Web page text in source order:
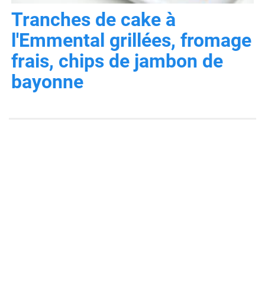
Tranches de cake à
l'Emmental grillées, fromage
frais, chips de jambon de
bayonne